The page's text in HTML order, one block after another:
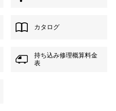
カタログ
持ち込み修理概算料金
表